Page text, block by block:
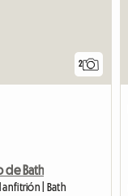
2
de Bath
anfitrión | Bath